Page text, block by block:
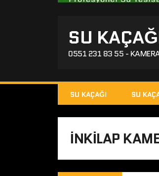
SU
0551 231 83 55 -
SU KAÇAĞI SU
INKILAP